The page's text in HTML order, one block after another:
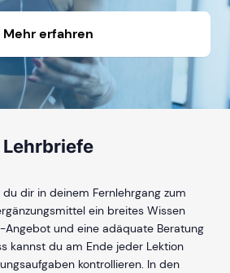
Mehr erfahren
Lehrbriefe
dir in deinem Fernlehrgang zum
ein breites Wissen
und eine adäquate Beratung
kannst du am Ende jeder Lektion
kontrollieren. In den